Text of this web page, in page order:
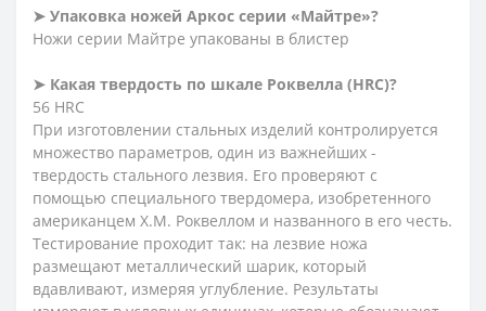
➤ Упаковка ножей Аркос серии «Майтре»?
Ножи серии Майтре упакованы в блистер
➤ Какая твердость по шкале Роквелла (HRC)?
56 HRC
При изготовлении стальных изделий контролируется
множество параметров, один из важнейших -
твердость стального лезвия. Его проверяют с
помощью специального твердомера, изобретенного
американцем Х.М. Роквеллом и названного в его честь.
Тестирование проходит так: на лезвие ножа
размещают металлический шарик, который
вдавливают, измеряя углубление. Результаты